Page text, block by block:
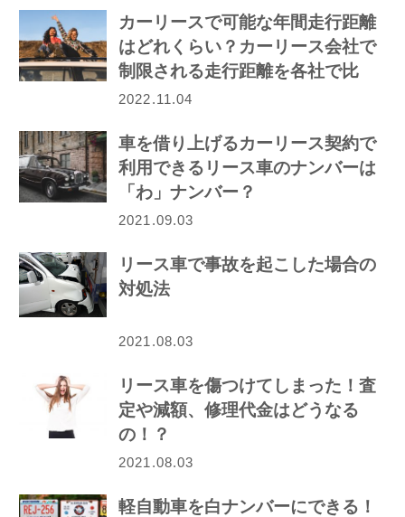
カーリースで可能な年間走行距離
はどれくらい？カーリース会社で
制限される走行距離を各社で比
較！
2022.11.04
車を借り上げるカーリース契約で
利用できるリース車のナンバーは
「わ」ナンバー？
2021.09.03
リース車で事故を起こした場合の
対処法
2021.08.03
リース車を傷つけてしまった！査
定や減額、修理代金はどうなる
の！？
2021.08.03
軽自動車を白ナンバーにできる！